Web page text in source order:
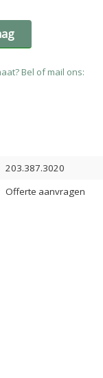
Bel of mail ons:
203.387.3020
Offerte aanvragen